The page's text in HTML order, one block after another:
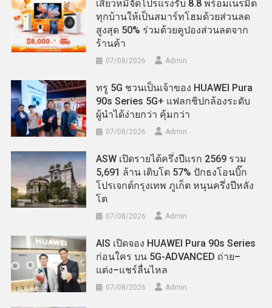
เสียวหมี่จัดโปรแรงรับ 8.8 พร้อมเนรมิต
ทุกบ้านให้เป็นสมาร์ทโฮมด้วยส่วนลด
สูงสุด 50% ร่วมด้วยคูปองส่วนลดจาก
ร้านค้า
07/08/2026 Admin
ทรู 5G ชวนเป็นเจ้าของ HUAWEI Pura
90s Series 5G+ แฟลกชิปกล้องระดับ
ผู้นำได้ง่ายกว่า คุ้มกว่า
07/08/2026 Admin
ASW เปิดรายได้ครึ่งปีแรก 2569 รวม
5,691 ล้าน เติบโต 57% ปักธงโอนบิ๊ก
โปรเจกต์กรุงเทพ ภูเก็ต หนุนครึ่งปีหลัง
โต
07/08/2026 Admin
AIS เปิดจอง HUAWEI Pura 90s Series
ก่อนใคร บน 5G-ADVANCED ถ่าย–
แต่ง–แชร์ลื่นไหล
07/08/2026 Admin